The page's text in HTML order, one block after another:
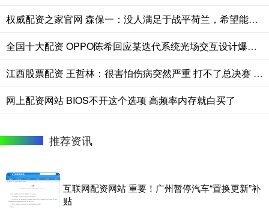
权威配资之家官网 森保一：没人满足于战平荷兰，希望能把上届苦涩教训用到这次比赛
全国十大配资 OPPO陈希回应某迭代系统光场交互设计爆料，称17改动不会很大
江西股票配资 王哲林：很害怕伤病突然严重 打不了总决赛 我不会后悔带伤出战
网上配资网站 BIOS不开这个选项 高频率内存就白买了
推荐资讯
互联网配资网站 重要！广州暂停汽车“置换更新”补
贴